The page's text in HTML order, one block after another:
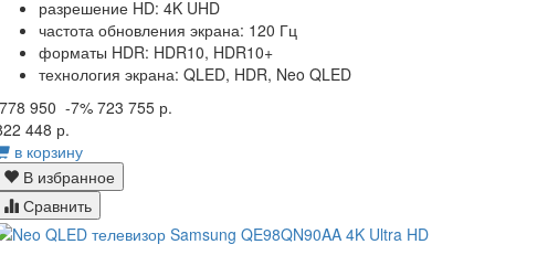
разрешение HD: 4K UHD
частота обновления экрана: 120 Гц
форматы HDR: HDR10, HDR10+
технология экрана: QLED, HDR, Neo QLED
778 950 -7% 723 755 р.
448 р.
в корзину
В избранное
Сравнить